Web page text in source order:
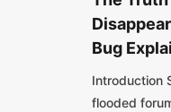
Bug
Introduction
flooded